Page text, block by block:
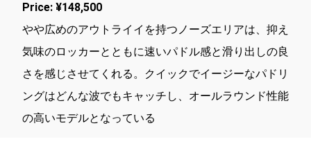
Price: ¥148,500
やや広めのアウトライイを持つノーズエリアは、抑え
気味のロッカーとともに速いパドル感と滑り出しの良
さを感じさせてくれる。クイックでイージーなパドリ
ングはどんな波でもキャッチし、オールラウンド性能
の高いモデルとなっている